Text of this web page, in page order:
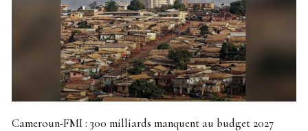
Cameroun-FMI : 300 milliards manquent au budget 2027